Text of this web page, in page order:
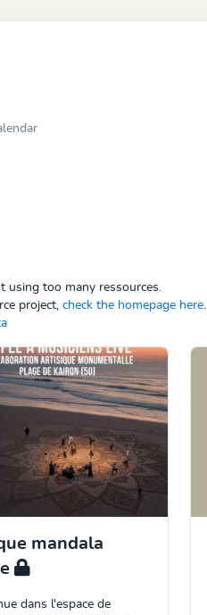
using too many ressources.
project, check the homepage here.
mandala
dans l'espace de